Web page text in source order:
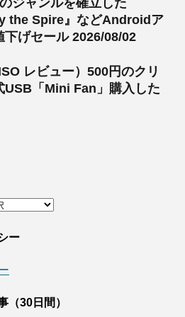
ジャンルを確立した
the Spire』などAndroidア
下げセール 2026/08/02
レビュー）500円のクリ
USB「Mini Fan」購入した
ー
（30日間）